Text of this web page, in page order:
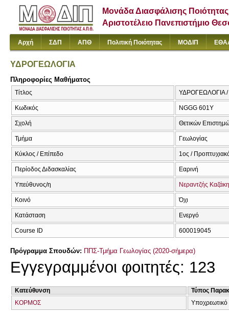
Μονάδα Διασφάλισης Ποιότητας
Αριστοτέλειο Πανεπιστήμιο
Αρχή ΣΔΠ ΑΠΘ Πολιτική Ποιότητας ΜΟΔΙΠ
ΥΔΡΟΓΕΩΛΟΓΙΑ
Πληροφορίες Μαθήματος
Τίτλος ΥΔΡΟΓΕΩΛΟΓΙΑ /
Κωδικός NGGG 601Y
Σχολή Θετικών
Τμήμα Γεωλογίας
Κύκλος / Επίπεδο 1ος /
Περίοδος Διδασκαλίας Εαρινή
Υπεύθυνος/η Νεραντζής
Κοινό Όχι
Κατάσταση Ενεργό
Course ID 600019045
Πρόγραμμα Σπουδών: ΠΠΣ-Τμήμα Γεωλογίας (2020-σήμερα)
Εγγεγραμμένοι φοιτητές: 123
Κατεύθυνση
Τύπος
ΚΟΡΜΟΣ
Υποχρεωτικό